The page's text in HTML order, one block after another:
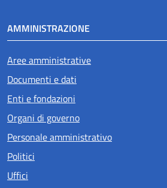
AMMINISTRAZIONE
Aree amministrative
Documenti e dati
Enti e fondazioni
Organi di governo
Personale amministrativo
Politici
Uffici